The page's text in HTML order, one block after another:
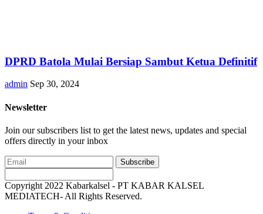
DPRD Batola Mulai Bersiap Sambut Ketua Definitif
admin Sep 30, 2024
Newsletter
Join our subscribers list to get the latest news, updates and special
offers directly in your inbox
Subscribe
Copyright 2022 Kabarkalsel - PT KABAR KALSEL
MEDIATECH- All Rights Reserved.